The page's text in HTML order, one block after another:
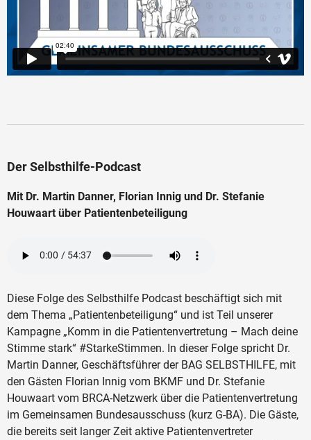
Der Selbsthilfe-Podcast
Mit Dr. Martin Danner, Florian Innig und Dr. Stefanie
Houwaart über Patientenbeteiligung
Diese Folge des Selbsthilfe Podcast beschäftigt sich mit
dem Thema „Patientenbeteiligung“ und ist Teil unserer
Kampagne „Komm in die Patientenvertretung – Mach deine
Stimme stark“ #StarkeStimmen. In dieser Folge spricht Dr.
Martin Danner, Geschäftsführer der BAG SELBSTHILFE, mit
den Gästen Florian Innig vom BKMF und Dr. Stefanie
Houwaart vom BRCA-Netzwerk über die Patientenvertretung
im Gemeinsamen Bundesausschuss (kurz G-BA). Die Gäste,
die bereits seit langer Zeit aktive Patientenvertreter